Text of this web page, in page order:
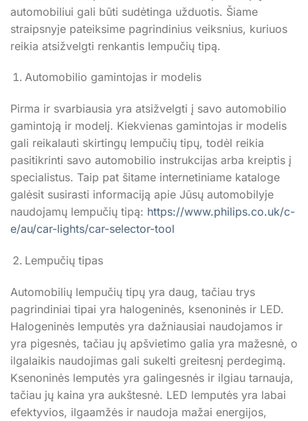
automobiliui gali būti sudėtinga užduotis. Šiame
straipsnyje pateiksime pagrindinius veiksnius, kuriuos
reikia atsižvelgti renkantis lempučių tipą.
Automobilio gamintojas ir modelis
Pirma ir svarbiausia yra atsižvelgti į savo automobilio
gamintoją ir modelį. Kiekvienas gamintojas ir modelis
gali reikalauti skirtingų lempučių tipų, todėl reikia
pasitikrinti savo automobilio instrukcijas arba kreiptis į
specialistus. Taip pat šitame internetiniame kataloge
galėsit susirasti informaciją apie Jūsų automobilyje
naudojamų lempučių tipą: https://www.philips.co.uk/c-
e/au/car-lights/car-selector-tool
Lempučių tipas
Automobilių lempučių tipų yra daug, tačiau trys
pagrindiniai tipai yra halogeninės, ksenoninės ir LED.
Halogeninės lemputės yra dažniausiai naudojamos ir
yra pigesnės, tačiau jų apšvietimo galia yra mažesnė, o
ilgalaikis naudojimas gali sukelti greitesnį perdegimą.
Ksenoninės lemputės yra galingesnės ir ilgiau tarnauja,
tačiau jų kaina yra aukštesnė. LED lemputės yra labai
efektyvios, ilgaamžės ir naudoja mažai energijos,